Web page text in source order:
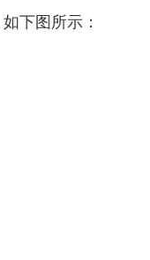
下图所示：